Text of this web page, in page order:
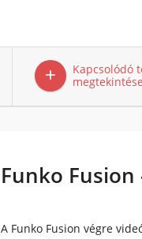

Kapcsolódó
megtekintése
Funko Fusion
A Funko Fusion végre